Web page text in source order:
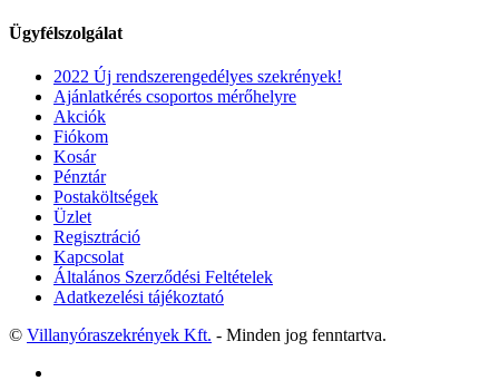
Ügyfélszolgálat
2022 Új rendszerengedélyes szekrények!
Ajánlatkérés csoportos mérőhelyre
Akciók
Fiókom
Kosár
Pénztár
Postaköltségek
Üzlet
Regisztráció
Kapcsolat
Általános Szerződési Feltételek
Adatkezelési tájékoztató
© Villanyóraszekrények Kft. - Minden jog fenntartva.